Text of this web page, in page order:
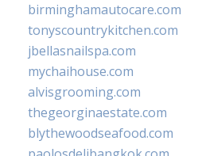
birminghamautocare.com
tonyscountrykitchen.com
jbellasnailspa.com
mychaihouse.com
alvisgrooming.com
thegeorginaestate.com
blythewoodseafood.com